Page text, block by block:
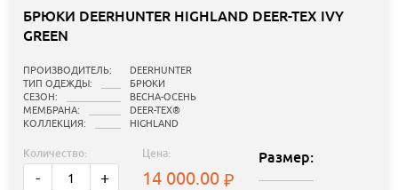
БРЮКИ DEERHUNTER HIGHLAND DEER-TEX IVY
GREEN
ПРОИЗВОДИТЕЛЬ:
DEERHUNTER
ТИП ОДЕЖДЫ:
БРЮКИ
СЕЗОН:
ВЕСНА-ОСЕНЬ
МЕМБРАНА:
DEER-TEX®
КОЛЛЕКЦИЯ:
HIGHLAND
Количество:
- +
Цена:
14 000.00
Размер: